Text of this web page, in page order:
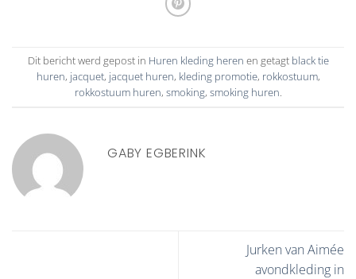
Dit bericht werd gepost in Huren kleding heren en getagt black tie
huren, jacquet, jacquet huren, kleding promotie, rokkostuum,
rokkostuum huren, smoking, smoking huren.
GABY EGBERINK
Jurken van Aimée
avondkleding in